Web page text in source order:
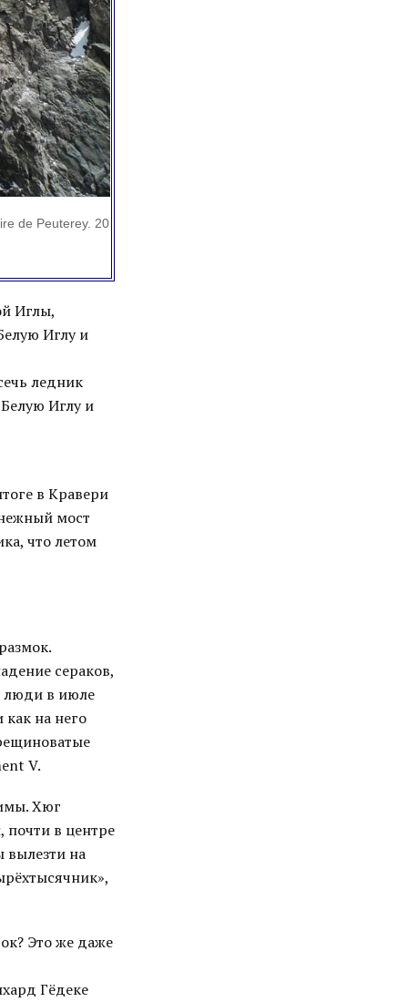
de Peuterey. 20
Иглы,
Иглу и
ледник
Иглу и
в Кравери
мост
что летом
сераков,
люди в июле
как на него
V.
Хюг
почти в центре
вылезти на
Это же даже
Гёдеке